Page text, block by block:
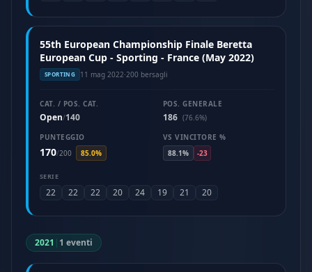
55th European Championship Finale Beretta
European Cup - Sporting - France (May 2022)
SPORTING 11 mag 2022·200 bersagli
CAT. / POS. CAT.
Open/140
POS. GENERALE
186 (76.6%)
PUNTEGGIO
170/200 85.0%
VS VINCITORE %
88.1%
-23
SERIE
22 22 22 20 24 19 21 20
2021 | 1 eventi